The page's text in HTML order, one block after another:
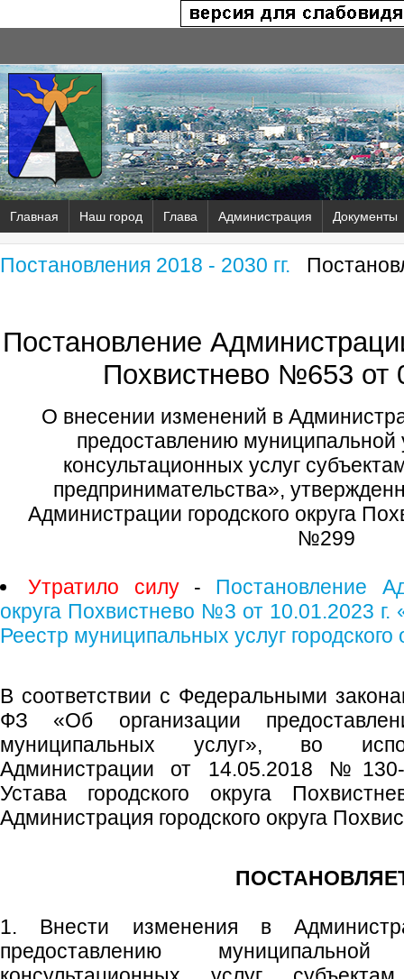
Главная Наш город Глава Администрация Документы
Постановления 2018 - 2030 гг.
Постановление
Похвистнево №653 от
О внесении изменений в
предоставлению муниципальной
консультационных услуг
предпринимательства»,
Администрации городского округа
№299
Утратило силу- Постановление
округа Похвистнево №3 от 10.01.2023
Реестр муниципальных услуг городского
В соответствии с Федеральными
ФЗ «Об организации
муниципальных услуг», во
Администрации от 14.05.2018 №130-
Устава городского округа
Администрация городского округа
1. Внести изменения в
предоставлению